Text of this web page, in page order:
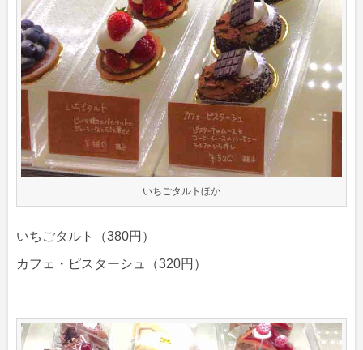
いちごタルトほか
いちごタルト（380円）
カフェ・ピスターシュ（320円）